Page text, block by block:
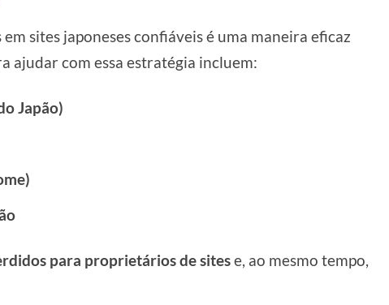
sites japoneses confiáveis é uma maneira eficaz
ajudar com essa estratégia incluem:
Japão)
para proprietários de sitese, ao mesmo tempo,